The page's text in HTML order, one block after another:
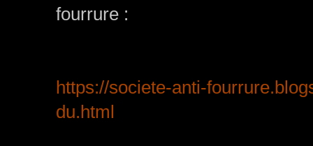
fourrure :
https://societe-anti-
du.html